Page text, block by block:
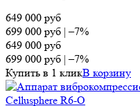
649 000 руб
699 000 руб |–7%
649 000 руб
699 000 руб |–7%
Купить в 1 кликВ корзину